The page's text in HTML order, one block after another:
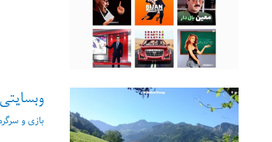
بازی و